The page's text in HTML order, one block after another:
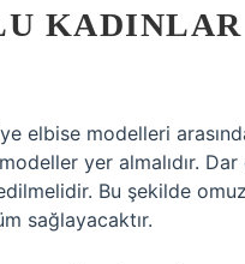
elbise modelleri
yer almalıdır.
Bu şekilde
sağlayacaktır.